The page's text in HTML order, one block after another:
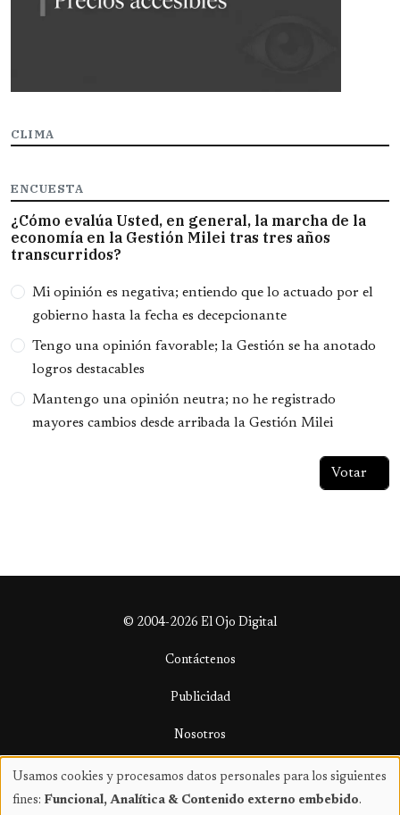
CLIMA
ENCUESTA
¿Cómo evalúa Usted, en general, la marcha de la
economía en la Gestión Milei tras tres años
transcurridos?
Opciones
Mi opinión es negativa; entiendo que lo actuado por el
gobierno hasta la fecha es decepcionante
Tengo una opinión favorable; la Gestión se ha anotado
logros destacables
Mantengo una opinión neutra; no he registrado
mayores cambios desde arribada la Gestión Milei
© 2004-2026 El Ojo Digital
Contáctenos
Publicidad
Nosotros
Términos y condiciones
Uso
Usamos cookies y procesamos datos personales para los siguientes
fines: Funcional, Analítica & Contenido externo embebido.